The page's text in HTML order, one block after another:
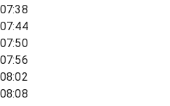
07:38
07:44
07:50
07:56
08:02
08:08